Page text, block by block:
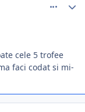
cele 5 trofee
faci codat si mi-